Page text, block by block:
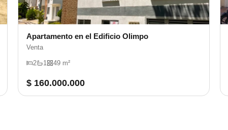
Apartamento en el Edificio Olimpo
Venta
2 1 49 m²
$ 160.000.000